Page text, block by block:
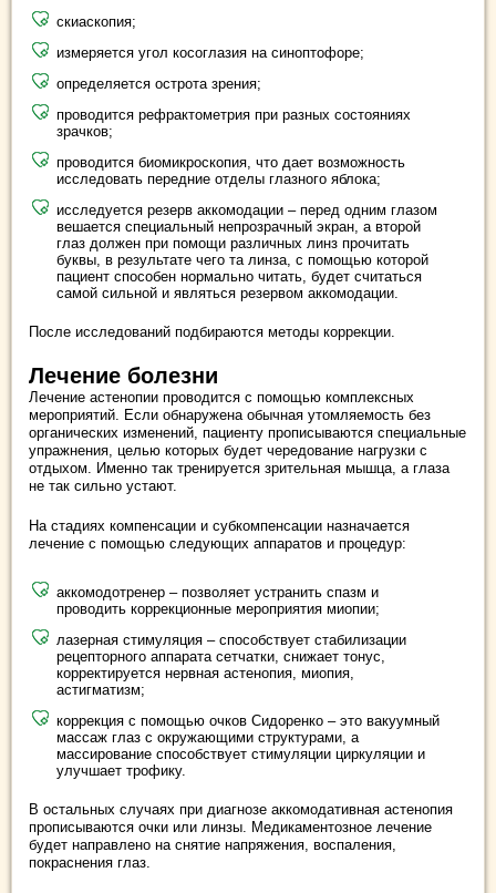
скиаскопия;
измеряется угол косоглазия на синоптофоре;
определяется острота зрения;
проводится рефрактометрия при разных состояниях
зрачков;
проводится биомикроскопия, что дает возможность
исследовать передние отделы глазного яблока;
исследуется резерв аккомодации – перед одним глазом
вешается специальный непрозрачный экран, а второй
глаз должен при помощи различных линз прочитать
буквы, в результате чего та линза, с помощью которой
пациент способен нормально читать, будет считаться
самой сильной и являться резервом аккомодации.
После исследований подбираются методы коррекции.
Лечение болезни
Лечение астенопии проводится с помощью комплексных
мероприятий. Если обнаружена обычная утомляемость без
органических изменений, пациенту прописываются специальные
упражнения, целью которых будет чередование нагрузки с
отдыхом. Именно так тренируется зрительная мышца, а глаза
не так сильно устают.
На стадиях компенсации и субкомпенсации назначается
лечение с помощью следующих аппаратов и процедур:
аккомодотренер – позволяет устранить спазм и
проводить коррекционные мероприятия миопии;
лазерная стимуляция – способствует стабилизации
рецепторного аппарата сетчатки, снижает тонус,
корректируется нервная астенопия, миопия,
астигматизм;
коррекция с помощью очков Сидоренко – это вакуумный
массаж глаз с окружающими структурами, а
массирование способствует стимуляции циркуляции и
улучшает трофику.
В остальных случаях при диагнозе аккомодативная астенопия
прописываются очки или линзы. Медикаментозное лечение
будет направлено на снятие напряжения, воспаления,
покраснения глаз.